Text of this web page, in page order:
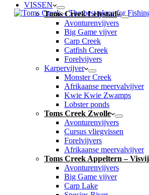
VISSEN
Toms Creek Lelystad
Avonturenvijvers
Big Game vijver
Carp Creek
Catfish Creek
Forelvijvers
Karpervijver
Monster Creek
Afrikaanse meervalvijver
Kwie Kwie Zwamps
Lobster ponds
Toms Creek Zwolle
Avonturenvijvers
Cursus vliegvissen
Forelvijvers
Afrikaanse meervalvijver
Toms Creek Appeltern –
Avonturenvijvers
Big Game vijver
Carp Lake